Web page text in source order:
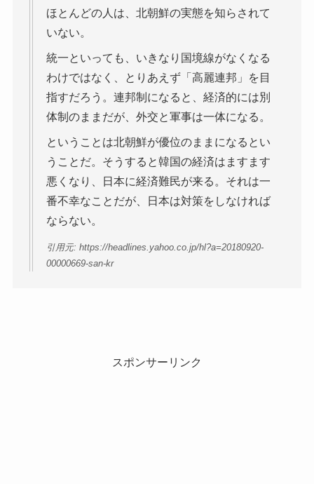
ほとんどの人は、北朝鮮の実態を知らされて
いない。
統一といっても、いきなり国境線がなくなる
わけではなく、とりあえず「高麗連邦」を目
指すだろう。連邦制になると、経済的には別
体制のままだが、外交と軍事は一体になる。
ということは北朝鮮が優位のままになるとい
うことだ。そうすると韓国の経済はますます
悪くなり、日本に経済難民が来る。それは一
番不幸なことだが、日本は対策をしなければ
ならない。
引用元: https://headlines.yahoo.co.jp/hl?a=20180920-
00000669-san-kr
スポンサーリンク